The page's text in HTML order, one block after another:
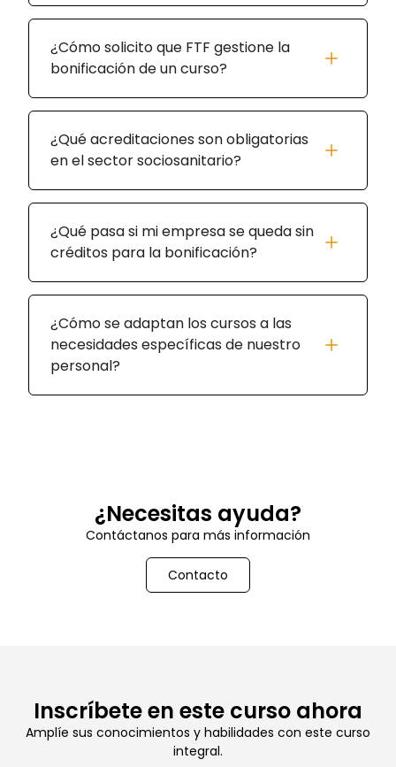
¿Cómo solicito que FTF gestione la
bonificación de un curso?
¿Qué acreditaciones son obligatorias
en el sector sociosanitario?
¿Qué pasa si mi empresa se queda sin
créditos para la bonificación?
¿Cómo se adaptan los cursos a las
necesidades específicas de nuestro
personal?
¿Necesitas ayuda?
Contáctanos para más información
Contacto
Inscríbete en este curso ahora
Amplíe sus conocimientos y habilidades con este curso
integral.